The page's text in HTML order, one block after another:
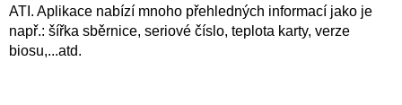
ATI. Aplikace nabízí mnoho přehledných informací jako je
např.: šířka sběrnice, seriové číslo, teplota karty, verze
biosu,...atd.